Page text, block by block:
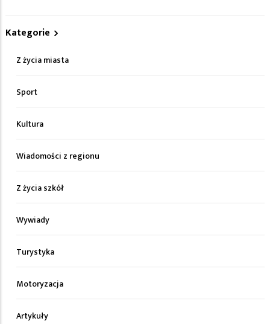
Kategorie
Z życia miasta
Sport
Kultura
Wiadomości z regionu
Z życia szkół
Wywiady
Turystyka
Motoryzacja
Artykuły